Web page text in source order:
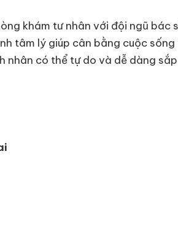
khám tư nhân với đội ngũ bác
tâm lý giúp cân bằng cuộc
có thể tự do và dễ dàng